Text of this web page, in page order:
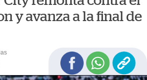
y avanza a la final de